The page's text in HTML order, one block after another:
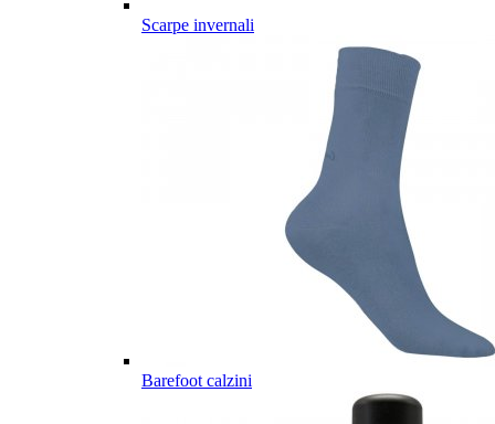
Scarpe invernali
Barefoot calzini